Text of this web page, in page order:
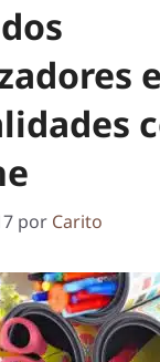
por Carito